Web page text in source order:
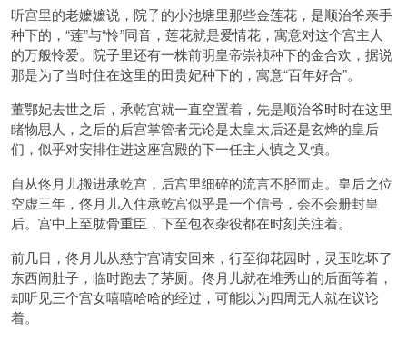
听宫里的老嬷嬷说，院子的小池塘里那些金莲花，是顺治爷亲手
种下的，“莲”与“怜”同音，莲花就是爱情花，寓意对这个宫主人
的万般怜爱。院子里还有一株前明皇帝崇祯种下的金合欢，据说
那是为了当时住在这里的田贵妃种下的，寓意“百年好合”。
董鄂妃去世之后，承乾宫就一直空置着，先是顺治爷时时在这里
睹物思人，之后的后宫掌管者无论是太皇太后还是玄烨的皇后
们，似乎对安排住进这座宫殿的下一任主人慎之又慎。
自从佟月儿搬进承乾宫，后宫里细碎的流言不胫而走。皇后之位
空虚三年，佟月儿入住承乾宫似乎是一个信号，会不会册封皇
后。宫中上至肱骨重臣，下至包衣杂役都在时刻关注着。
前几日，佟月儿从慈宁宫请安回来，行至御花园时，灵玉吃坏了
东西闹肚子，临时跑去了茅厕。佟月儿就在堆秀山的后面等着，
却听见三个宫女嘻嘻哈哈的经过，可能以为四周无人就在议论
着。